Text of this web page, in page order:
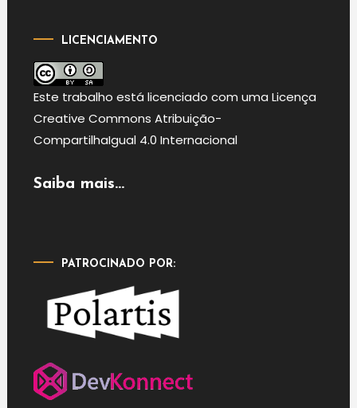
LICENCIAMENTO
Este trabalho está licenciado com uma Licença
Creative Commons Atribuição-
CompartilhaIgual 4.0 Internacional
Saiba mais...
PATROCINADO POR: